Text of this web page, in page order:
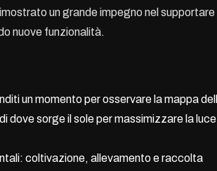
un grande impegno nel supportare
nuove funzionalità.
un momento per osservare la mappa
dove sorge il sole per massimizzare la luce
coltivazione, allevamento e raccolta